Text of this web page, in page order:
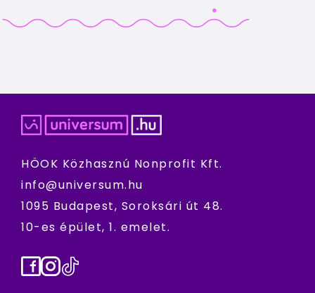
HÖOK Közhasznú Nonprofit Kft.
info@universum.hu
1095 Budapest, Soroksári út 48.
10-es épület, 1. emelet.
Facebook
Instagram
TikTok